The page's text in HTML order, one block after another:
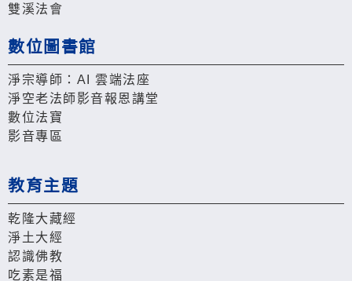
雙溪法會
數位圖書館
淨宗導師：AI 雲端法座
淨空老法師影音報恩講堂
數位法寶
影音專區
教育主題
乾隆大藏經
淨土大經
認識佛教
吃素是福